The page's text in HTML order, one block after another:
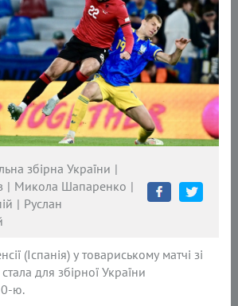
збірна України
Микола Шапаренко
Руслан
(Іспанія) у товариському матчі зі
для збірної України
ю.